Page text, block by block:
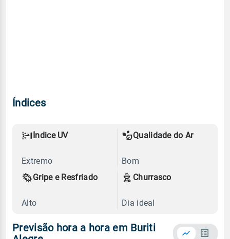
Índices
Índice UV
Extremo
Qualidade do Ar
Bom
Gripe e Resfriado
Alto
Churrasco
Dia ideal
Previsão hora a hora em Buriti